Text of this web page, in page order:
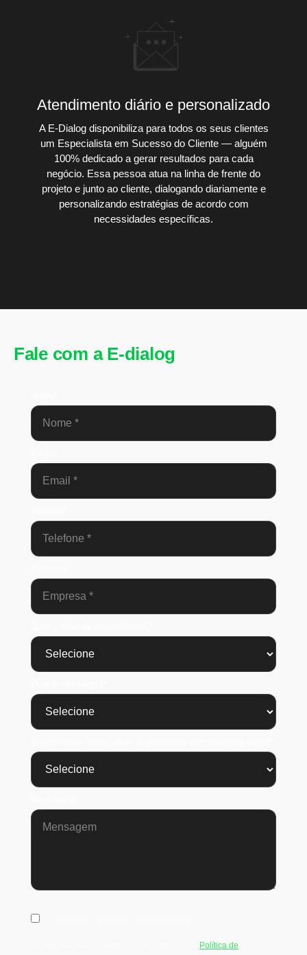
Atendimento diário e personalizado
A E-Dialog disponibiliza para todos os seus clientes
um Especialista em Sucesso do Cliente — alguém
100% dedicado a gerar resultados para cada
negócio. Essa pessoa atua na linha de frente do
projeto e junto ao cliente, dialogando diariamente e
personalizando estratégias de acordo com
necessidades específicas.
Fale com a E-dialog
Política de